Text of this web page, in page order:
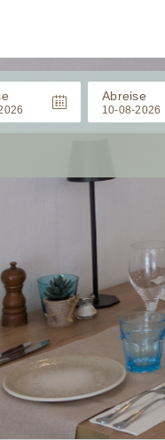
Abreise